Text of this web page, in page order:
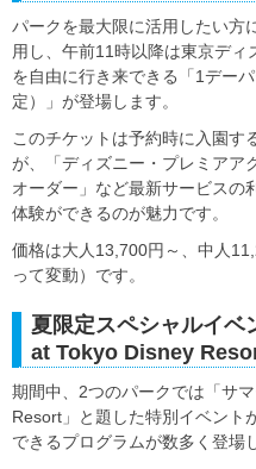
パークを最大限に活用したい方
用し、午前11時以降は東京デ
を自由に行き来できる「1デー
定）」が登場します。
このチケットは予約時に入園す
が、「ディズニー・プレミアア
オーダー」など最新サービスの
体験ができるのが魅力です。
価格は大人13,700円～、中人
って変動）です。
夏限定スペシャルイベ
at Tokyo Disney
期間中、2つのパークでは「サ
Resort」と題した特別イベント
できるプログラムが数多く登場